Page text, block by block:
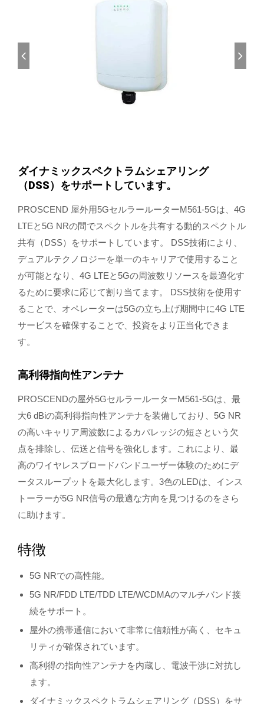
ダイナミックスペクトラムシェアリング
（DSS）をサポートしています。
PROSCEND 屋外用5GセルラールーターM561-5Gは、4G
LTEと5G NRの間でスペクトルを共有する動的スペクトル
共有（DSS）をサポートしています。 DSS技術により、
デュアルテクノロジーを単一のキャリアで使用すること
が可能となり、4G LTEと5Gの周波数リソースを最適化す
るために要求に応じて割り当てます。 DSS技術を使用す
ることで、オペレーターは5Gの立ち上げ期間中に4G LTE
サービスを確保することで、投資をより正当化できま
す。
高利得指向性アンテナ
PROSCENDの屋外5GセルラールーターM561-5Gは、最
大6 dBiの高利得指向性アンテナを装備しており、5G NR
の高いキャリア周波数によるカバレッジの短さという欠
点を排除し、伝送と信号を強化します。これにより、最
高のワイヤレスブロードバンドユーザー体験のためにデ
ータスループットを最大化します。3色のLEDは、インス
トーラーが5G NR信号の最適な方向を見つけるのをさら
に助けます。
特徴
5G NRでの高性能。
5G NR/FDD LTE/TDD LTE/WCDMAのマルチバンド接
続をサポート。
屋外の携帯通信において非常に信頼性が高く、セキュ
リティが確保されています。
高利得の指向性アンテナを内蔵し、電波干渉に対抗し
ます。
ダイナミックスペクトラムシェアリング（DSS）をサ